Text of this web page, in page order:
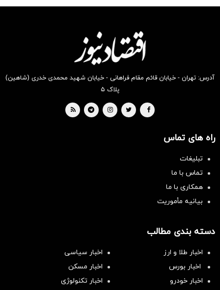
آدرس: تهران - خیابان قائم مقام فراهانی - خیابان شهید محمدی خدری (شاهین)
پلاک ۵
راه های تماس
تبلیغات
تماس با ما
همکاری با ما
بیانیه مأموریت
دسته بندی مطالب
اخبار طلا و ارز
اخبار سیاسی
اخبار بورس
اخبار مسکن
اخبار خودرو
اخبار تکنولوژی